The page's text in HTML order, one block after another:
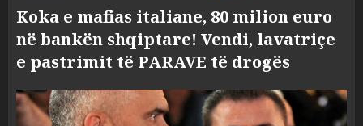
Koka e mafias italiane, 80 milion euro
në bankën shqiptare! Vendi, lavatriçe
e pastrimit të PARAVE të drogës